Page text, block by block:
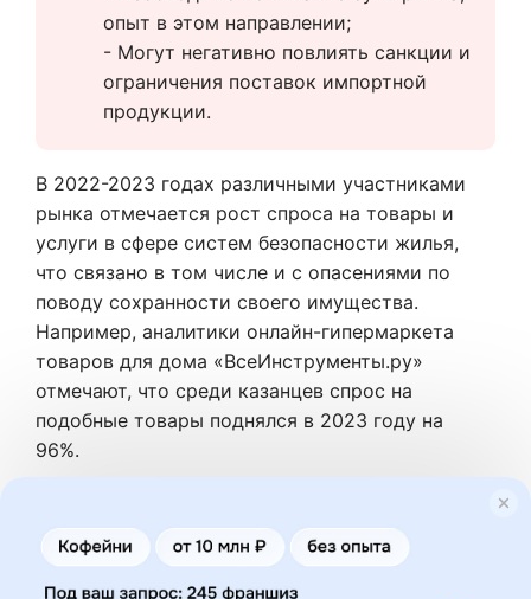
опыт в этом направлении;
- Могут негативно повлиять санкции и
ограничения поставок импортной
продукции.
В 2022-2023 годах различными участниками
рынка отмечается рост спроса на товары и
услуги в сфере систем безопасности жилья,
что связано в том числе и с опасениями по
поводу сохранности своего имущества.
Например, аналитики онлайн-гипермаркета
товаров для дома «ВсеИнструменты.ру»
отмечают, что среди казанцев спрос на
подобные товары поднялся в 2023 году на
96%.
приобретать комплекты
видеонаблюдения, сигнализации,